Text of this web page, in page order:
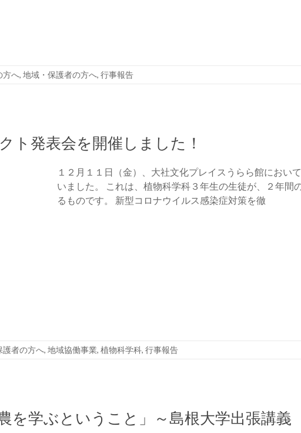
方へ, 地域・保護者の方へ, 行事報告
ト発表会を開催しました！
１２月１１日（金）、大社文化プレイスうらら館におい
いました。 これは、植物科学科３年生の生徒が、２年間
るものです。 新型コロナウイルス感染症対策を徹
護者の方へ, 地域協働事業, 植物科学科, 行事報告
を学ぶということ」～島根大学出張講義